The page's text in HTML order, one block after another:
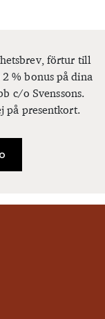
förtur till
% bonus på dina
c/o Svenssons.
på presentkort.